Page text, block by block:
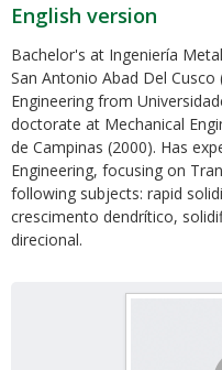
English version
Bachelor's at Ingeniería
San Antonio Abad Del
Engineering from
doctorate at Mechanical
de Campinas (2000). Has
Engineering, focusing on
following subjects: rapid
crescimento dendrítico,
direcional.